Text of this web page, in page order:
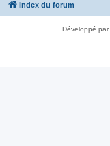
Index du forum
Développé par